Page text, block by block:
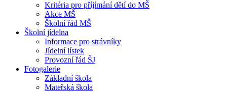
Kritéria pro příjímání dětí do MŠ
Akce MŠ
Školní řád MŠ
Školní jídelna
Informace pro strávníky
Jídelní lístek
Provozní řád ŠJ
Fotogalerie
Základní škola
Mateřská škola